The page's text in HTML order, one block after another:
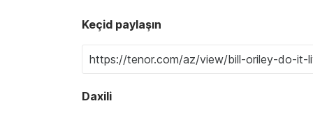
Keçid paylaşın
Daxili